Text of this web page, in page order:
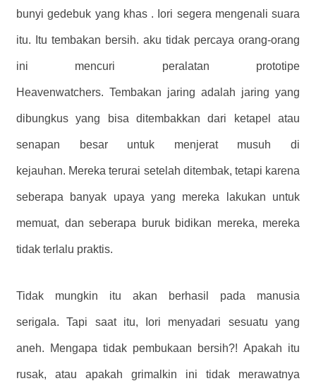
bunyi gedebuk yang khas . Iori segera mengenali suara
itu. Itu tembakan bersih. aku tidak percaya orang-orang
ini mencuri peralatan prototipe
Heavenwatchers. Tembakan jaring adalah jaring yang
dibungkus yang bisa ditembakkan dari ketapel atau
senapan besar untuk menjerat musuh di
kejauhan. Mereka terurai setelah ditembak, tetapi karena
seberapa banyak upaya yang mereka lakukan untuk
memuat, dan seberapa buruk bidikan mereka, mereka
tidak terlalu praktis.
Tidak mungkin itu akan berhasil pada manusia
serigala. Tapi saat itu, Iori menyadari sesuatu yang
aneh. Mengapa tidak pembukaan bersih?! Apakah itu
rusak, atau apakah grimalkin ini tidak merawatnya